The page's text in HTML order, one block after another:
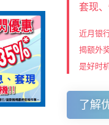
套现
近月银
揭额外
是好时机
了解